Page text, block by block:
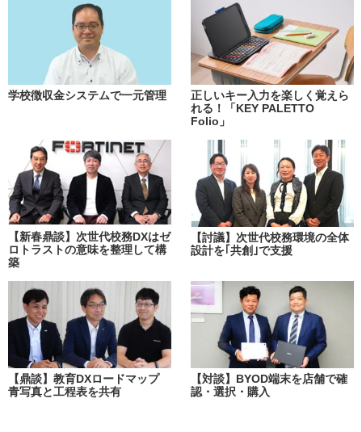
学校徴収金システムで一元管理
正しいキー入力を楽しく覚えら
れる！「KEY PALETTO
Folio」
【新春鼎談】次世代校務DXはゼ
ロトラストの意味を整理して構
築
【討議】次世代校務環境の全体
設計を｢共創｣で支援
【鼎談】教育DXロードマップ
青写真と工程表を共有
【対談】BYOD端末を店舗で確
認・選択・購入